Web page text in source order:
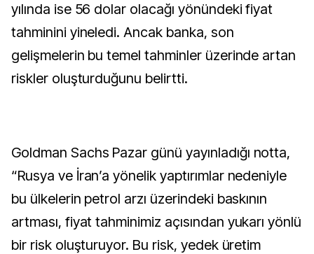
yılında ise 56 dolar olacağı yönündeki fiyat
tahminini yineledi. Ancak banka, son
gelişmelerin bu temel tahminler üzerinde artan
riskler oluşturduğunu belirtti.
Goldman Sachs Pazar günü yayınladığı notta,
“Rusya ve İran’a yönelik yaptırımlar nedeniyle
bu ülkelerin petrol arzı üzerindeki baskının
artması, fiyat tahminimiz açısından yukarı yönlü
bir risk oluşturuyor. Bu risk, yedek üretim